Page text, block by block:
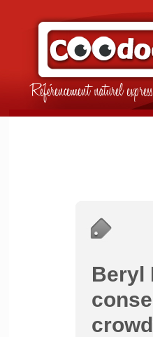
Référencement naturel
Beryl